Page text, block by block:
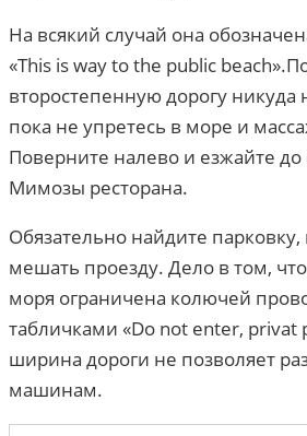
На всякий случай она
«This is way to the public
второстепенную дорогу никуда
пока не упретесь в море и
Поверните налево и езжайте
Мимозы ресторана.
Обязательно найдите парковку,
мешать проезду. Дело в том,
моря ограничена колючей
табличками «Do not enter, privat
ширина дороги не позволяет
машинам.